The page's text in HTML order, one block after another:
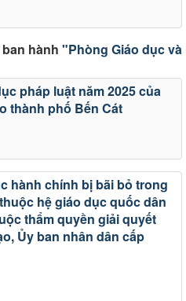
hành "Phòng Giáo dục và
pháp luật năm 2025 của
thành phố Bến Cát
hành chính bị bãi bỏ trong
hệ giáo dục quốc dân
thẩm quyền giải quyết
Ủy ban nhân dân cấp